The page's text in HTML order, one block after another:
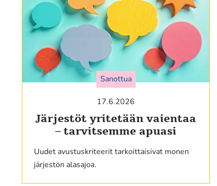
Sanottua
17.6.2026
Järjestöt yritetään vaientaa
– tarvitsemme apuasi
Uudet avustuskriteerit tarkoittaisivat monen
järjestön alasajoa.